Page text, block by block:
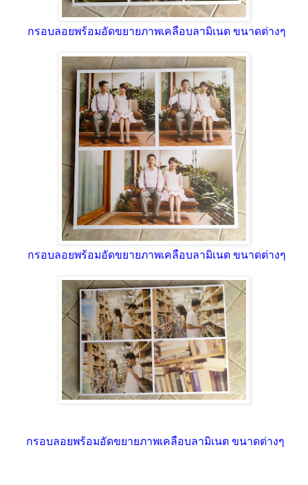
กรอบลอยพร้อมอัดขยายภาพเคลือบลามิเนต ขนาดต่างๆ
กรอบลอยพร้อมอัดขยายภาพเคลือบลามิเนต ขนาดต่างๆ
กรอบลอยพร้อมอัดขยายภาพเคลือบลามิเนต ขนาดต่างๆ